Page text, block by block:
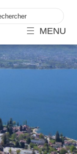
MENU